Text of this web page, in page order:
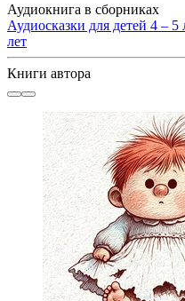
Аудиокнига в сборниках
Аудиосказки для детей 4 – 5
лет
Книги автора